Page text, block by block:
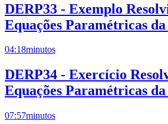
DERP33 - Exemplo
Equações Paramétricas
04:18minutos
DERP34 - Exercício
Equações Paramétricas
07:57minutos